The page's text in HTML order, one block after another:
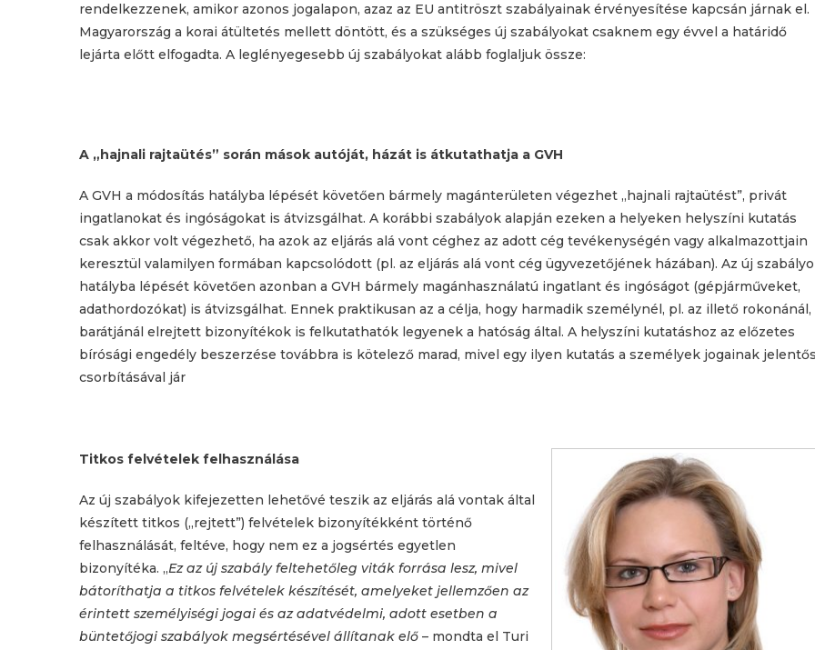
rendelkezzenek, amikor azonos jogalapon, azaz az EU antitröszt szabályainak érvényesítése kapcsán járnak el.
Magyarország a korai átültetés mellett döntött, és a szükséges új szabályokat csaknem egy évvel a határidő
lejárta előtt elfogadta. A leglényegesebb új szabályokat alább foglaljuk össze:
A „hajnali rajtaütés” során mások autóját, házát is átkutathatja a GVH
A GVH a módosítás hatályba lépését követően bármely magánterületen végezhet „hajnali rajtaütést”, privát
ingatlanokat és ingóságokat is átvizsgálhat. A korábbi szabályok alapján ezeken a helyeken helyszíni kutatás
csak akkor volt végezhető, ha azok az eljárás alá vont céghez az adott cég tevékenységén vagy alkalmazottjain
keresztül valamilyen formában kapcsolódott (pl. az eljárás alá vont cég ügyvezetőjének házában). Az új
hatályba lépését követően azonban a GVH bármely magánhasználatú ingatlant és ingóságot (gépjárműveket,
adathordozókat) is átvizsgálhat. Ennek praktikusan az a célja, hogy harmadik személynél, pl. az illető rokonánál,
barátjánál elrejtett bizonyítékok is felkutathatók legyenek a hatóság által. A helyszíni kutatáshoz az előzetes
bírósági engedély beszerzése továbbra is kötelező marad, mivel egy ilyen kutatás a személyek jogainak
csorbításával jár
Titkos felvételek felhasználása
Az új szabályok kifejezetten lehetővé teszik az eljárás alá vontak által
készített titkos („rejtett”) felvételek bizonyítékként történő
felhasználását, feltéve, hogy nem ez a jogsértés egyetlen
bizonyítéka. „Ez az új szabály feltehetőleg viták forrása lesz, mivel
bátoríthatja a titkos felvételek készítését, amelyeket jellemzően az
érintett személyiségi jogai és az adatvédelmi, adott esetben a
büntetőjogi szabályok megsértésével állítanak elő – mondta el Turi